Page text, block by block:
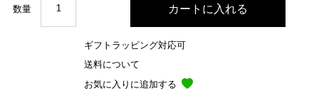
数量
ギフトラッピング対応可
送料について
お気に入りに追加する